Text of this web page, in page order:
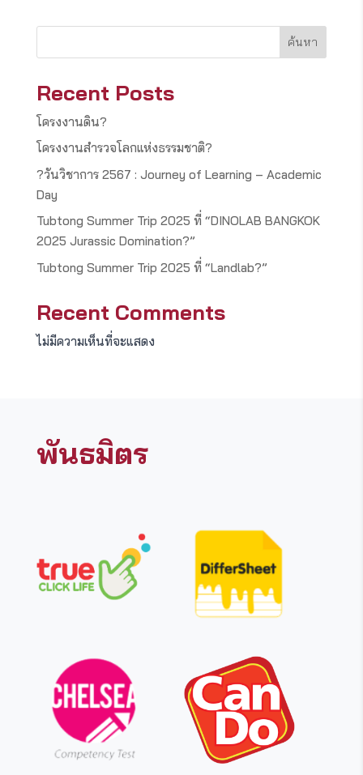
ค้นหา
Recent Posts
โครงงานดิน?
โครงงานสำรวจโลกแห่งธรรมชาติ?
?วันวิชาการ 2567 : Journey of Learning – Academic
Day
Tubtong Summer Trip 2025 ที่ “DINOLAB BANGKOK
2025 Jurassic Domination?”
Tubtong Summer Trip 2025 ที่ “Landlab?”
Recent Comments
ไม่มีความเห็นที่จะแสดง
พันธมิตร